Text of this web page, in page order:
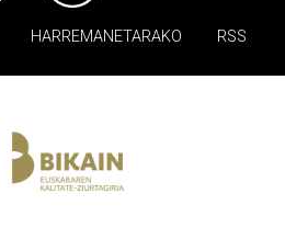
HARREMANETARAKO RSS